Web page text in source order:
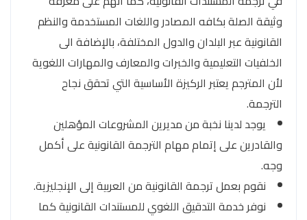
وثيقة الصلة بكافه المصادر واللغات المستخدمة والنظم
القانونية عبر البلدان والدول المختلفة، بالإضافة الى
الخلفيات التعليمية والخبرات والمعارف والمهارات اللغوية
لأن المترجم يعتبر الركيزة الأساسية التي تحقق نجاح
الترجمة.
يوجد لدينا نخبة من مديرين المشروعات المؤهلين
والقادرين على إتمام مهام الترجمة القانونية على أكمل
وجه.
نقوم بعمل ترجمة القانونية من العربية إلى الإنجليزية.
نوفر خدمة التدقيق اللغوي للمستندات القانونية كما